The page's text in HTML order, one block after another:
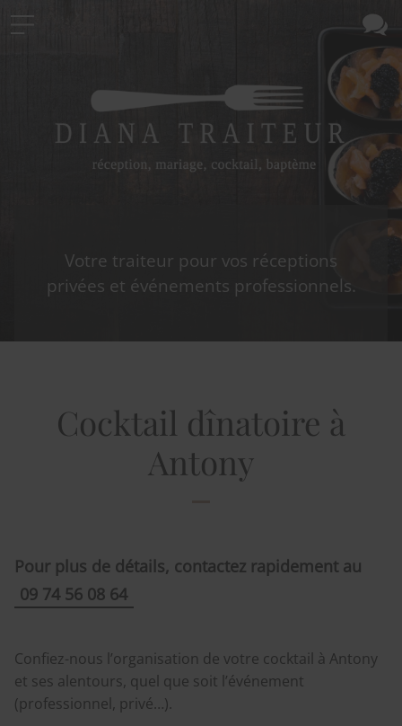
Votre traiteur pour vos réceptions
privées et événements professionnels.
Cocktail dînatoire à
Antony
Pour plus de détails, contactez rapidement au
09 74 56 08 64
Confiez-nous l’organisation de votre cocktail à Antony
et ses alentours, quel que soit l’événement
(professionnel, privé…).